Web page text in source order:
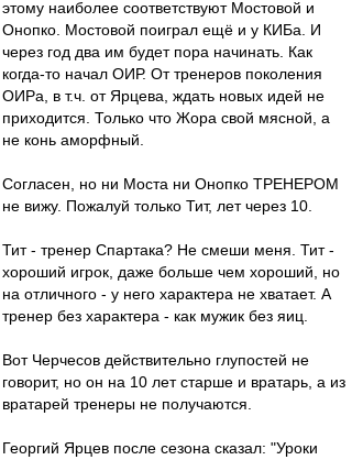
этому наиболее соответствуют Мостовой и
Онопко. Мостовой поиграл ещё и у КИБа. И
через год два им будет пора начинать. Как
когда-то начал ОИР. От тренеров поколения
ОИРа, в т.ч. от Ярцева, ждать новых идей не
приходится. Только что Жора свой мясной, а
не конь аморфный.
Согласен, но ни Моста ни Онопко ТРЕНЕРОМ
не вижу. Пожалуй только Тит, лет через 10.
Тит - тренер Спартака? Не смеши меня. Тит -
хороший игрок, даже больше чем хороший, но
на отличного - у него характера не хватает. А
тренер без характера - как мужик без яиц.
Вот Черчесов действительно глупостей не
говорит, но он на 10 лет старше и вратарь, а из
вратарей тренеры не получаются.
Георгий Ярцев после сезона сказал: "Уроки